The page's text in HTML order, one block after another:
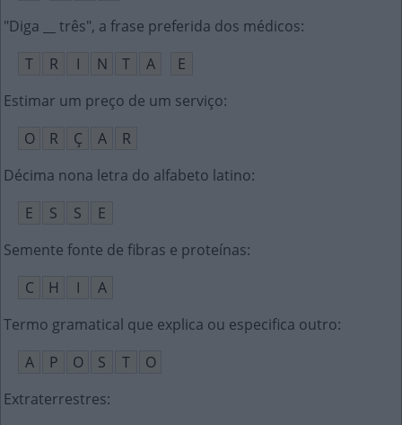
"Diga __ três", a frase preferida dos médicos:
T
R I N T A
E
Estimar um preço de um serviço:
O
R Ç A
R
Décima nona letra do alfabeto latino:
E
S S
E
Semente fonte de fibras e proteínas:
C
H I
A
Termo gramatical que explica ou especifica outro:
A
P O S T
O
Extraterrestres: